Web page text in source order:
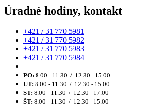
Úradné hodiny, kontakt
+421 / 31 770 5981
+421 / 31 770 5982
+421 / 31 770 5983
+421 / 31 770 5984
PO: 8.00 - 11.30 / 12.30 - 15.00
UT: 8.00 - 11.30 / 12.30 - 15.00
ST: 8.00 - 11.30 / 12.30 - 17.00
ŠT: 8.00 - 11.30 / 12.30 - 15.00